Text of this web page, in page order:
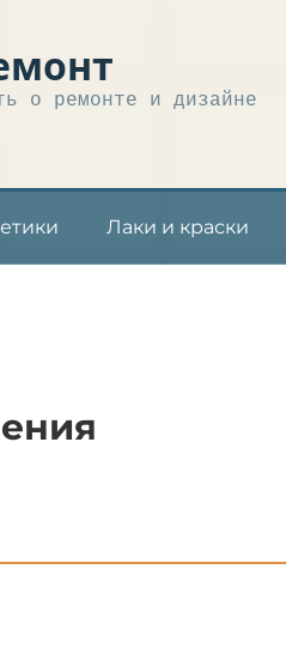
о ремонте и дизайне
Лаки и краски